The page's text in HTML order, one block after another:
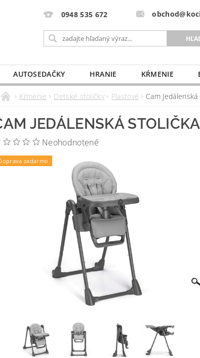
0948 535 672
AUTOSEDAČKY HRANIE KŔMENIE
DO PÔRODNICE MLIEKO A VÝŽIVA PRE
Kŕmenie Detské stoličky Plastové Cam
JEDÁLENSKÁ
Neohodnotené
zadarmo